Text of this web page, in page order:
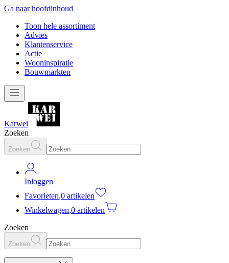
Ga naar hoofdinhoud
Toon hele assortiment
Advies
Klantenservice
Actie
Wooninspiratie
Bouwmarkten
Karwei
Zoeken
Zoeken
Inloggen
Favorieten,0 artikelen
Winkelwagen,0 artikelen
Zoeken
Zoeken